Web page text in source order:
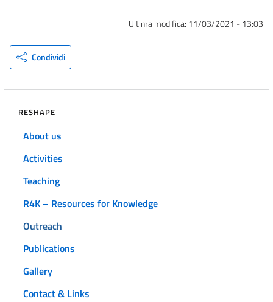
Ultima modifica: 11/03/2021 - 13:03
Condividi
RESHAPE
About us
Activities
Teaching
R4K – Resources for Knowledge
Outreach
Publications
Gallery
Contact & Links